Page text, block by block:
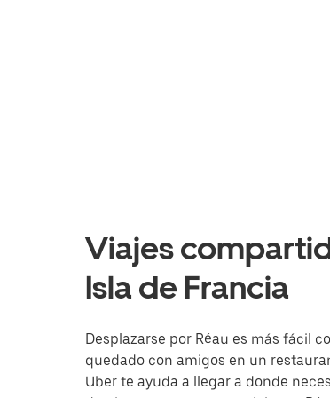
Viajes
Isla de Francia
Desplazarse por Réau es más fácil
quedado con amigos en un
Uber te ayuda a llegar a donde